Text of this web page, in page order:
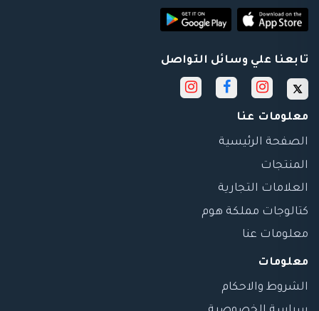
تابعنا علي وسائل التواصل
معلومات عنا
الصفحة الرئيسية
المنتجات
العلامات التجارية
كتالوجات مملكة هوم
معلومات عنا
معلومات
الشروط والاحكام